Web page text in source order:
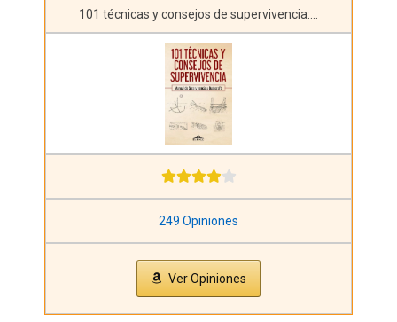
101 técnicas y consejos de supervivencia:...
249 Opiniones
Ver Opiniones